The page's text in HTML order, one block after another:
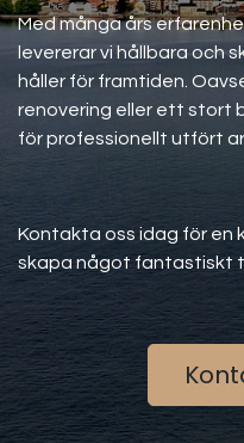
Med många års
levererar vi hållbara och
håller för framtiden.
renovering eller ett stort
för professionellt utfört
Kontakta oss idag för en
skapa något fantastiskt